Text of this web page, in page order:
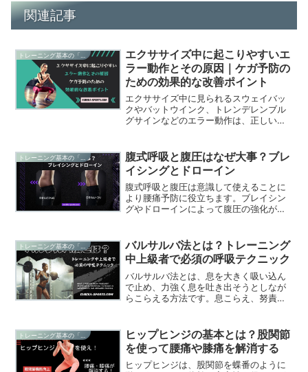
関連記事
エクササイズ中に起こりやすいエ
ラー動作とその原因｜ケガ予防の
ための効果的な改善ポイント
エクササイズ中に見られるスウェイバッ
クやバットウインク、トレンデレンブル
グサインなどのエラー動作は、正しいフ
因と改善策を詳しく解説し、ケガ予防と
パフォーマンス向上の方法を提案しま
す。
腹式呼吸と腹圧はなぜ大事？ブレ
イシングとドローイン
腹式呼吸と腹圧は意識して使えることに
より腰痛予防に役立ちます。ブレイシン
グやドローインによって腹圧の強化がで
原因になります。筋筋膜性腰痛（非特異
性腰痛）や、腰椎分離症、腰椎すべり
症、腰椎椎間板ヘルニア、肩凝りや首の
凝り、五十肩、骨粗鬆症を合併すると腰
椎圧迫骨折などの発症リスクが高まりま
す。
トレーニング基本の「き」
バルサルバ法とは？トレーニング
中上級者で必須の呼吸テクニック
バルサルバ法とは、息を大きく吸い込ん
で止め、力強く息を吐き出そうとしなが
らこらえる方法です。息こらえ、努責、
かかるコアエクササイズ）で、腹圧を高
める必要のある動作範囲で用いられま
す。トレーニング中上級者では必須のテ
クニックとなります。今回はその効果や
ヒップヒンジの基本とは？股関節
を使って腰痛や膝痛を解消する
ヒップヒンジは、股関節を蝶番のように